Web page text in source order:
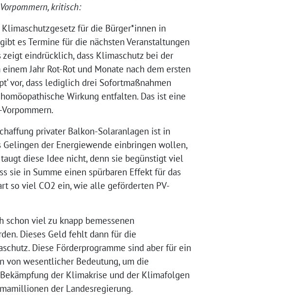
kritisch:
für die Bürger*innen in
es Termine für die nächsten Veranstaltungen
eindrücklich, dass Klimaschutz bei der
Jahr Rot-Rot und Monate nach dem ersten
vor, dass lediglich drei Sofortmaßnahmen
Wirkung entfalten. Das ist eine
privater Balkon-Solaranlagen ist in
Gelingen der Energiewende einbringen wollen,
diese Idee nicht, denn sie begünstigt viel
sie in Summe einen spürbaren Effekt für das
so viel CO2 ein, wie alle geförderten PV-
viel zu knapp bemessenen
Dieses Geld fehlt dann für die
Diese Förderprogramme sind aber für ein
von wesentlicher Bedeutung, um die
der Klimakrise und der Klimafolgen
der Landesregierung.